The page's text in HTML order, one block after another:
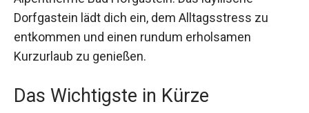
Alpentherme Bad Hofgastein. Das idyllische
Dorfgastein lädt dich ein, dem Alltagsstress zu
entkommen und einen rundum erholsamen
Das Wichtigste in Kürze